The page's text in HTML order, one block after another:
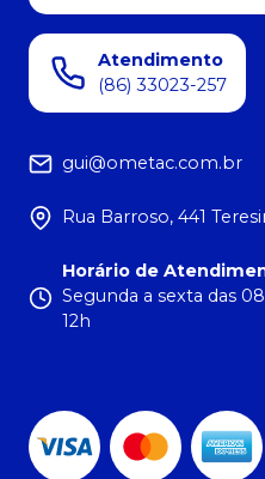
Atendimento
(86) 33023-257
gui@ometac.com.br
Rua Barroso, 441
Horário de
Segunda a sexta das
12h